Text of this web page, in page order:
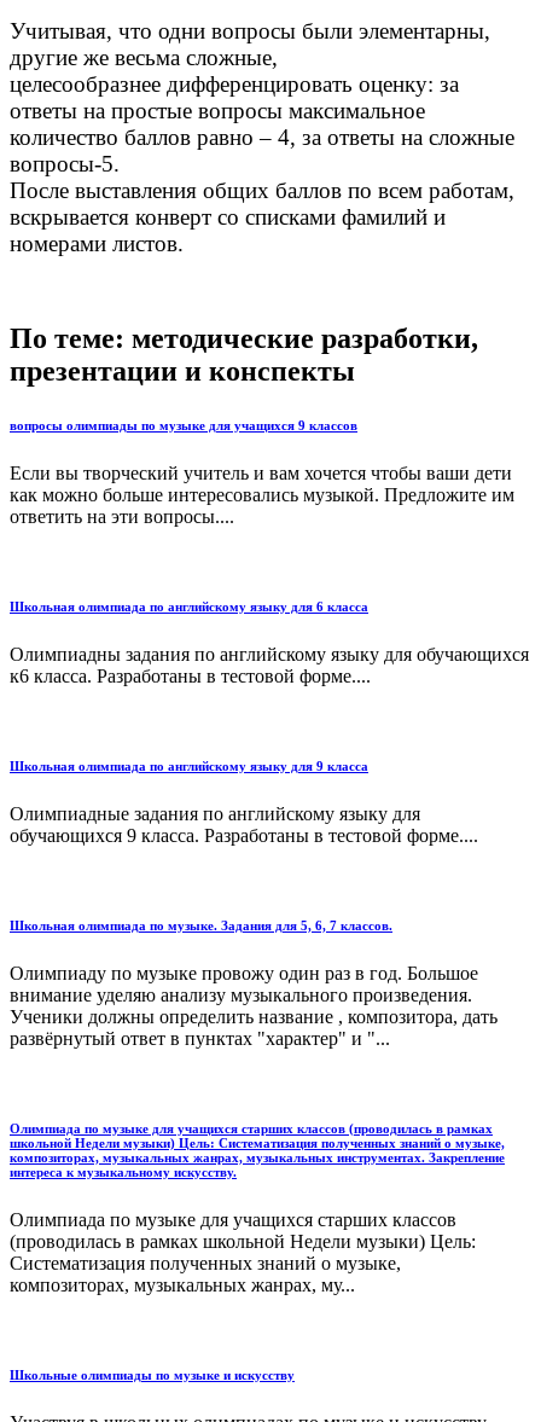
Учитывая, что одни вопросы были элементарны,
другие же весьма сложные,
целесообразнее дифференцировать оценку: за
ответы на простые вопросы максимальное
количество баллов равно – 4, за ответы на сложные
вопросы-5.
После выставления общих баллов по всем работам,
вскрывается конверт со списками фамилий и
номерами листов.
По теме: методические разработки,
презентации и конспекты
вопросы олимпиады по музыке для учащихся 9 классов
Если вы творческий учитель и вам хочется чтобы ваши дети
как можно больше интересовались музыкой. Предложите им
ответить на эти вопросы....
Школьная олимпиада по английскому языку для 6 класса
Олимпиадны задания по английскому языку для обучающихся
к6 класса. Разработаны в тестовой форме....
Школьная олимпиада по английскому языку для 9 класса
Олимпиадные задания по английскому языку для
обучающихся 9 класса. Разработаны в тестовой форме....
Школьная олимпиада по музыке. Задания для 5, 6, 7 классов.
Олимпиаду по музыке провожу один раз в год. Большое
внимание уделяю анализу музыкального произведения.
Ученики должны определить название , композитора, дать
развёрнутый ответ в пунктах "характер" и "...
Олимпиада по музыке для учащихся старших классов (проводилась в рамках
школьной Недели музыки) Цель: Систематизация полученных знаний о музыке,
композиторах, музыкальных жанрах, музыкальных инструментах. Закрепление
интереса к музыкальному искусству.
Олимпиада по музыке для учащихся старших классов
(проводилась в рамках школьной Недели музыки) Цель:
Систематизация полученных знаний о музыке,
композиторах, музыкальных жанрах, му...
Школьные олимпиады по музыке и искусству